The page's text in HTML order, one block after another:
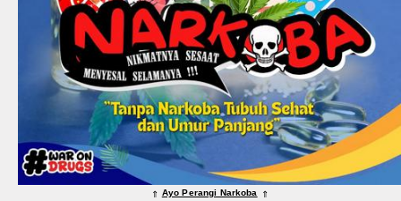
⇑ Ayo Perangi Narkoba ⇑